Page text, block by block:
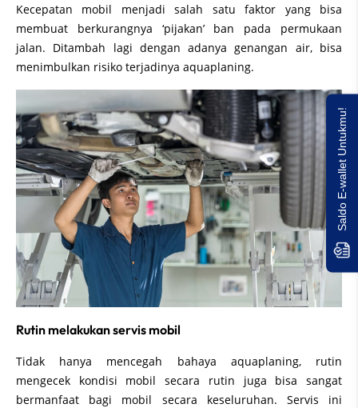
Kecepatan mobil menjadi salah satu faktor yang bisa
membuat berkurangnya ‘pijakan’ ban pada permukaan
jalan. Ditambah lagi dengan adanya genangan air, bisa
menimbulkan risiko terjadinya aquaplaning.
Rutin melakukan servis mobil
Tidak hanya mencegah bahaya aquaplaning, rutin
mengecek kondisi mobil secara rutin juga bisa sangat
bermanfaat bagi mobil secara keseluruhan. Servis ini
Saldo E-wallet Untukmu!